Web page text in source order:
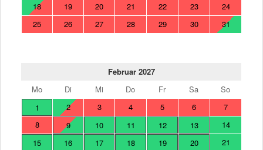
18
19 20 21 22 23
24
25
26 27 28 29 30 31
Februar 2027
Mo
Di Mi Do Fr Sa
So
1
2 3 4 5 6
7
8
9 10 11 12 13
14
15
16 17 18 19 20
21